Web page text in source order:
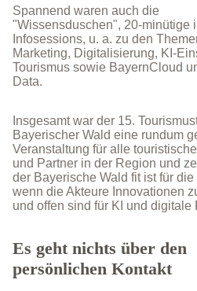
Spannend waren auch die
"Wissensduschen", 20-minütige
Infosessions, u. a. zu den
Marketing, Digitalisierung, KI-
Tourismus sowie BayernCloud
Data.
Insgesamt war der 15.
Bayerischer Wald eine rundum
Veranstaltung für alle
und Partner in der Region und
der Bayerische Wald fit ist für die
wenn die Akteure Innovationen
und offen sind für KI und digitale
Es geht nichts über den
persönlichen Kontakt